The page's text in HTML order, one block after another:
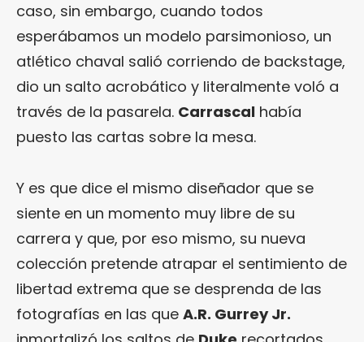
caso, sin embargo, cuando todos
esperábamos un modelo parsimonioso, un
atlético chaval salió corriendo de backstage,
dio un salto acrobático y literalmente voló a
través de la pasarela. Carrascal había
puesto las cartas sobre la mesa.
Y es que dice el mismo diseñador que se
siente en un momento muy libre de su
carrera y que, por eso mismo, su nueva
colección pretende atrapar el sentimiento de
libertad extrema que se desprenda de las
fotografías en las que A.R. Gurrey Jr.